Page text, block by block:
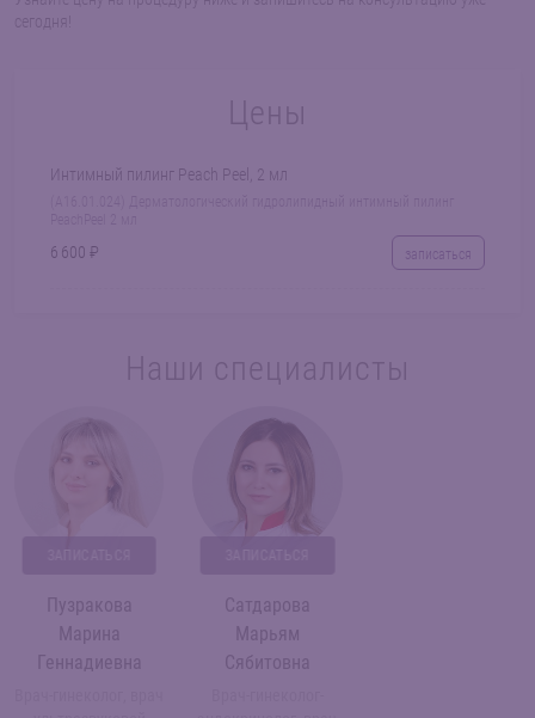
сегодня!
Цены
Интимный пилинг Peach Peel, 2 мл
6 600 ₽ записаться
Наши специалисты
ЗАПИСАТЬСЯ
Пузракова
Марина
Геннадиевна
Сатдарова
Марьям
Сябитовна